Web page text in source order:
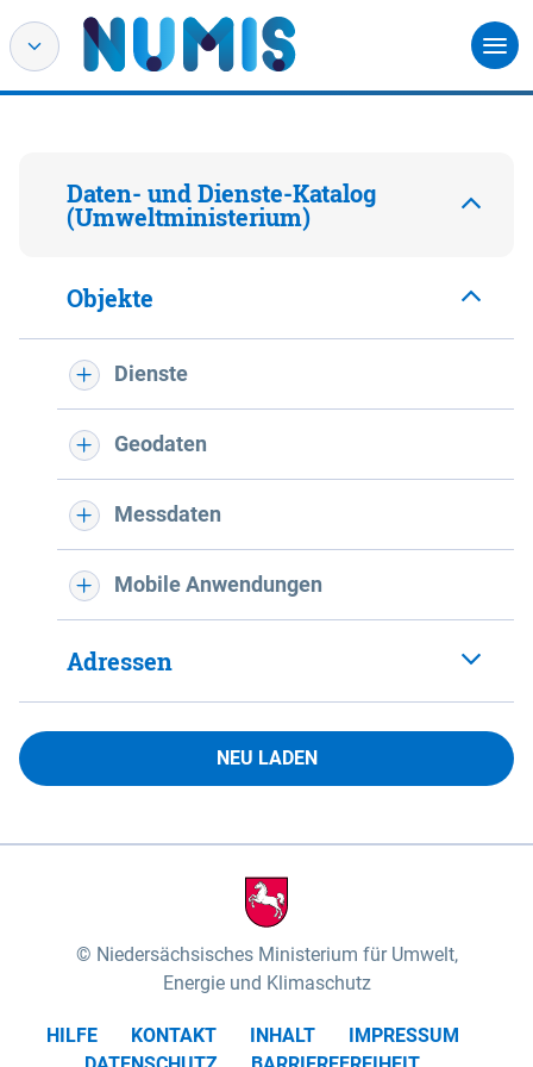
Daten- und Dienste-Katalog
(Umweltministerium)
Objekte
Dienste
Geodaten
Messdaten
Mobile Anwendungen
Adressen
NEU LADEN
Niedersächsisches Ministerium für Umwelt,
Energie und Klimaschutz
HILFE KONTAKT INHALT
IMPRESSUM